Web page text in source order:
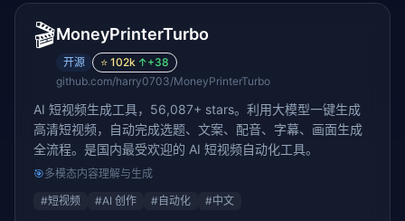
🎬MoneyPrinterTurbo
开源 ⭐ 102k ↑+38
github.com/harry0703/MoneyPrinterTurbo
AI 短视频生成工具，56,087+ stars。利用大模型一键生成
高清短视频，自动完成选题、文案、配音、字幕、画面生成
全流程。是国内最受欢迎的 AI 短视频自动化工具。
🎯多模态内容理解与生成
#短视频 #AI 创作 # 自动化 #中文